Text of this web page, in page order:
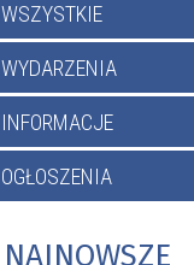
WSZYSTKIE
WYDARZENIA
INFORMACJE
OGŁOSZENIA
NAJNOWSZE